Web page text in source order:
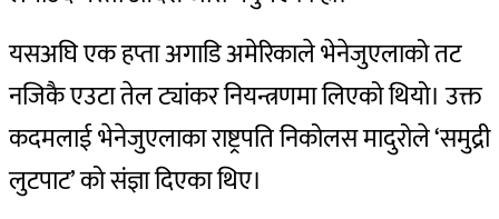
यसअघि एक हप्ता अगाडि अमेरिकाले भेनेजुएलाको तट
नजिकै एउटा तेल ट्यांकर नियन्त्रणमा लिएको थियो। उक्त
कदमलाई भेनेजुएलाका राष्ट्रपति निकोलस मादुरोले ‘समुद्री
लुटपाट’ को संज्ञा दिएका थिए।